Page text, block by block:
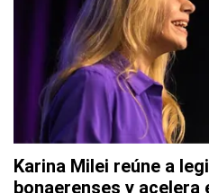
Karina Milei reúne a
bonaerenses y acelera